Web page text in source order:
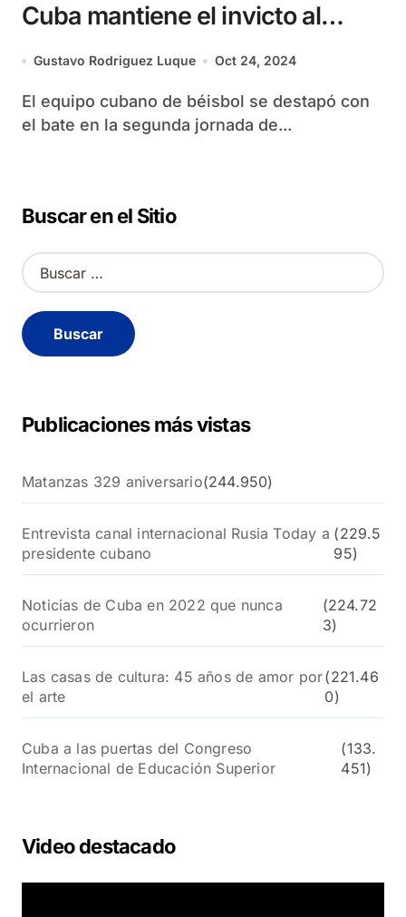
Cuba mantiene el invicto al
vencer a República Dominicana
Gustavo Rodriguez Luque Oct 24, 2024
El equipo cubano de béisbol se destapó con
el bate en la segunda jornada de...
Buscar en el Sitio
B
u
c
a
Publicaciones más vistas
Matanzas 329 aniversario(244.950)
Entrevista canal internacional Rusia Today a
presidente cubano
(229.5
95)
Noticias de Cuba en 2022 que nunca
ocurrieron
(224.72
3)
Las casas de cultura: 45 años de amor por
el arte
(221.46
0)
Cuba a las puertas del Congreso
Internacional de Educación Superior
(133.
451)
Video destacado